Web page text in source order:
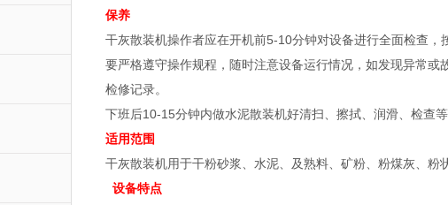
保养
干灰散装机操作者应在开机前5-10分钟对设备进行全面检查，
要严格遵守操作规程，随时注意设备运行情况，如发现异常
检修记录。
下班后10-15分钟内做水泥散装机好清扫、擦拭、润滑、检查
适用范围
干灰散装机用于干粉砂浆、水泥、及熟料、矿粉、粉煤灰、粉
设备特点